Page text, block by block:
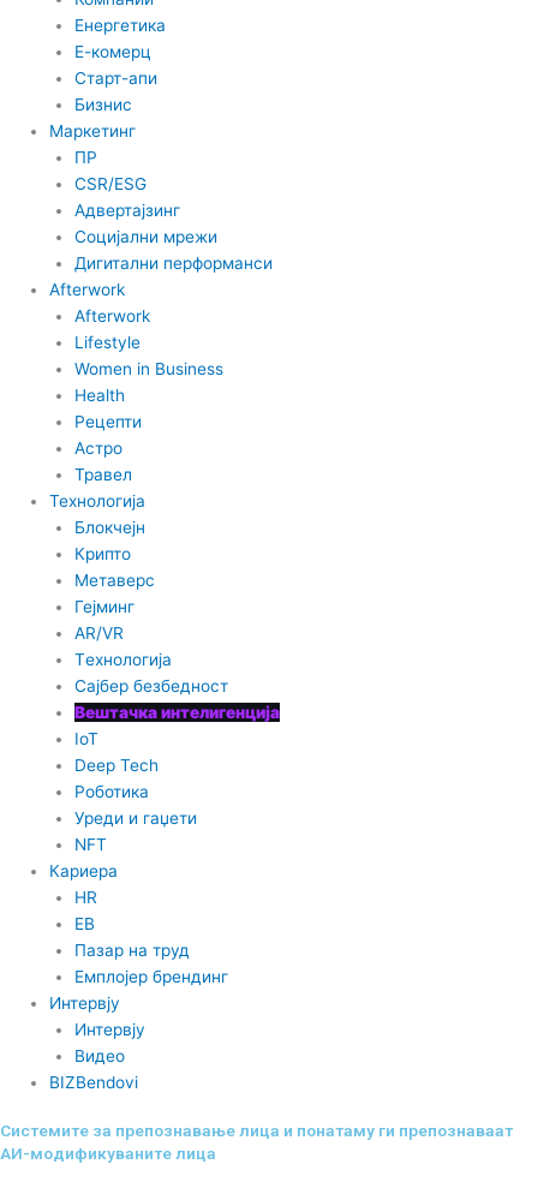
Енергетика
Е-комерц
Старт-апи
Бизнис
Маркетинг
ПР
CSR/ESG
Адвертајзинг
Социјални мрежи
Дигитални перформанси
Afterwork
Afterwork
Lifestyle
Women in Business
Health
Рецепти
Астро
Травел
Технологија
Блокчејн
Крипто
Метаверс
Гејминг
AR/VR
Tехнологија
Сајбер безбедност
Вештачка интелигенција
IoT
Deep Tech
Роботика
Уреди и гаџети
NFT
Кариера
HR
EB
Пазар на труд
Емплојер брендинг
Интервју
Интервју
Видео
BIZBendovi
Системите за препознавање лица и понатаму ги препознаваат
АИ-модификуваните лица